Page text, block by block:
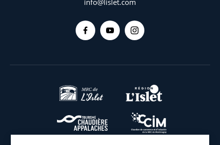
voisin révèle une contamination bactérienne
31 décembre de chaque année.
info@lislet.com